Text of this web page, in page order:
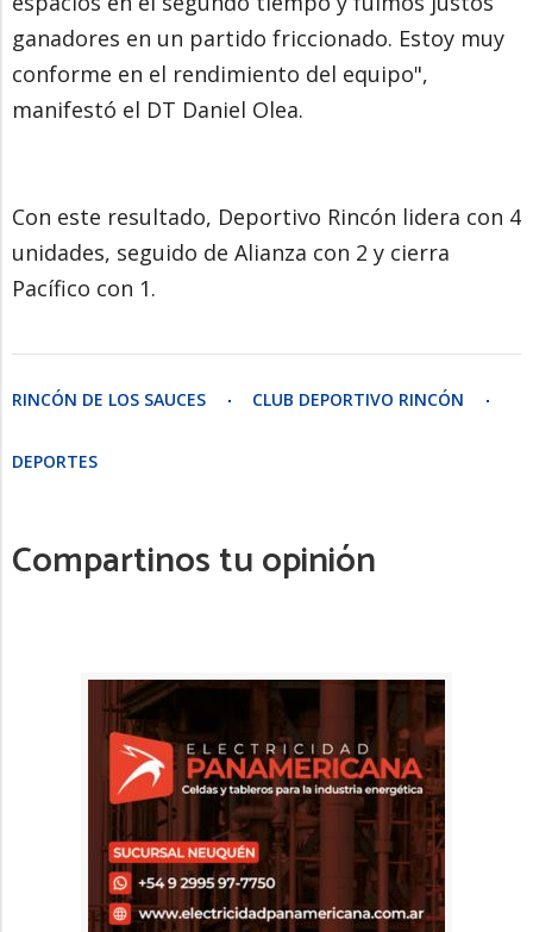
ganadores en un partido friccionado. Estoy muy
conforme en el rendimiento del equipo",
manifestó el DT Daniel Olea.
Con este resultado, Deportivo Rincón lidera con 4
unidades, seguido de Alianza con 2 y cierra
Pacífico con 1.
RINCÓN DE LOS SAUCES CLUB DEPORTIVO RINCÓN
DEPORTES
Compartinos tu opinión